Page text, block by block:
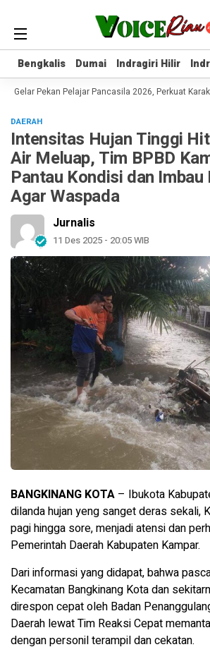
Bengkalis Dumai Indragiri Hilir
Bengkalis Dumai Indragiri Hilir
Gelar Pekan Pelajar Pancasila 2026, Perkuat
DAERAH
Intensitas Hujan Tinggi
Air Meluap, Tim BPBD
Pantau Kondisi dan
Agar Waspada
Jurnalis
11 Des 2025 - 20:05 WIB
BANGKINANG KOTA – Ibukota
dilanda hujan yeng sanget deras
pagi hingga sore, menjadi atensi dan
Pemerintah Daerah Kabupaten Kampar.
Dari informasi yang didapat, bahwa
Kecamatan Bangkinang Kota dan
direspon cepat oleh Badan
Daerah lewat Tim Reaksi Cepat
dengan personil terampil dan cekatan.